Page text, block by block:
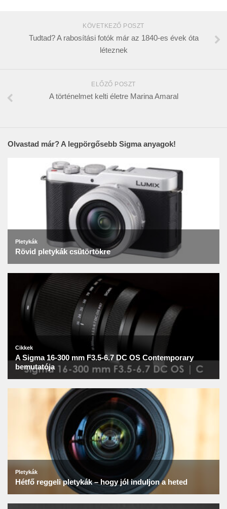
KÖVETKEZŐ POSZT
Tudtad? A rabosítási fotók már az 1840-es évek óta
léteznek
ELŐZŐ POSZT
A történelmet kelti életre Marina Amaral
Olvastad már? A legpörgősebb Sigma anyagok!